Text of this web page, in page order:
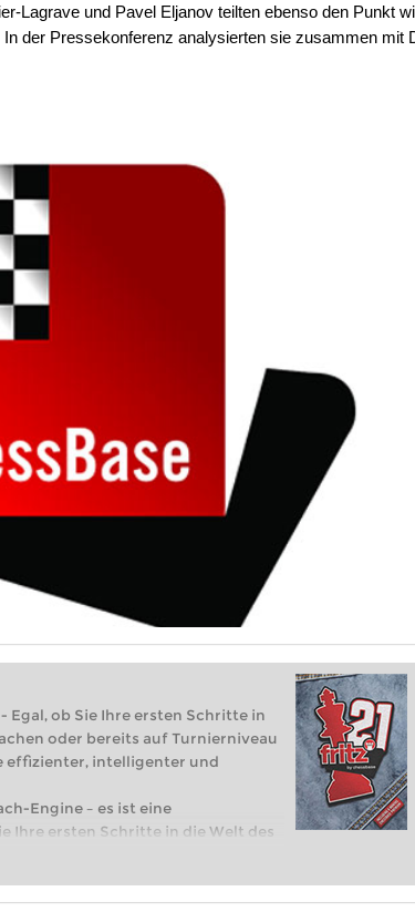
Lagrave und Pavel Eljanov teilten ebenso den Punkt
der Pressekonferenz analysierten sie zusammen mit
ob Sie Ihre ersten Schritte in
oder bereits auf Turnierniveau
effizienter, intelligenter und
Engine – es ist eine
Ihre ersten Schritte in die Welt des